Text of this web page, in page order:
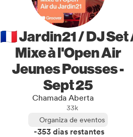
🇫🇷 Jardin21 / DJ Set
Mixe à l'Open Air
Jeunes Pousses -
Sept 25
Chamada Aberta
33k
Organiza de eventos
-353 dias restantes